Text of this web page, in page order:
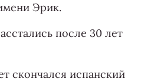
Эрик.
после 30 лет
скончался испанский